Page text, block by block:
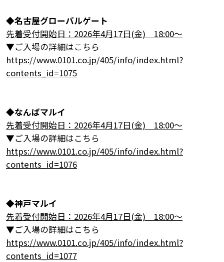
◆名古屋グローバルゲート
先着受付開始日：2026年4月17日(金) 18:00～
▼ご入場の詳細はこちら
https://www.0101.co.jp/405/info/index.html?
contents_id=1075
◆なんばマルイ
先着受付開始日：2026年4月17日(金) 18:00～
▼ご入場の詳細はこちら
https://www.0101.co.jp/405/info/index.html?
contents_id=1076
◆神戸マルイ
先着受付開始日：2026年4月17日(金) 18:00～
▼ご入場の詳細はこちら
https://www.0101.co.jp/405/info/index.html?
contents_id=1077